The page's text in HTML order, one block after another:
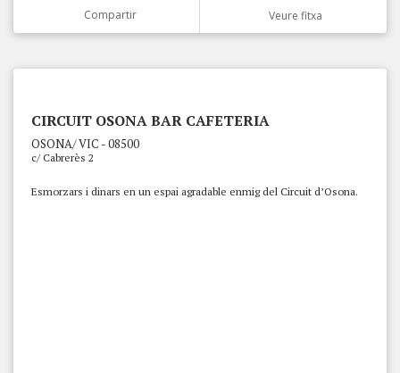
Compartir Veure fitxa
CIRCUIT OSONA BAR CAFETERIA
OSONA/ VIC - 08500
c/ Cabrerès 2
Esmorzars i dinars en un espai agradable enmig del Circuit d’Osona.